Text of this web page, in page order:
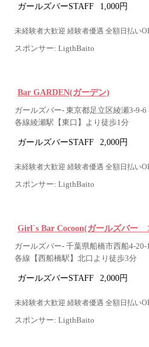
ガールズバーSTAFF 1,000円
未経験者大歓迎 経験者優遇 全額日払い
スポンサー: LigthBaito
Bar GARDEN(ガーデン)
ガールズバー- 東京都足立区綾瀬3-9-6
各線綾瀬駅【東口】より徒歩1分
ガールズバーSTAFF 2,000円
未経験者大歓迎 経験者優遇 全額日払い
スポンサー: LigthBaito
Girl`s Bar Cocoon(ガールズバー
ガールズバー- 千葉県船橋市西船4-20-
各線【西船橋駅】北口より徒歩3分
ガールズバーSTAFF 2,000円
未経験者大歓迎 経験者優遇 全額日払い
スポンサー: LigthBaito